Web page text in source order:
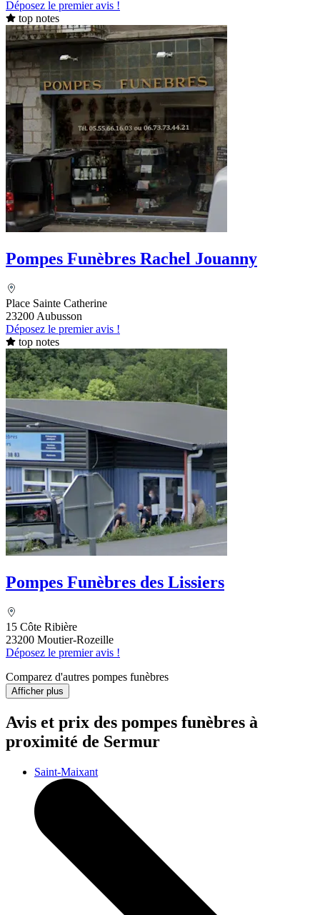
Déposez le premier avis !
top notes
Pompes Funèbres Rachel Jouanny
Place Sainte Catherine
23200 Aubusson
Déposez le premier avis !
top notes
Pompes Funèbres des Lissiers
15 Côte Ribière
23200 Moutier-Rozeille
Déposez le premier avis !
Comparez d'autres pompes funèbres
Afficher plus
Avis et prix des pompes funèbres à
proximité de Sermur
Saint-Maixant